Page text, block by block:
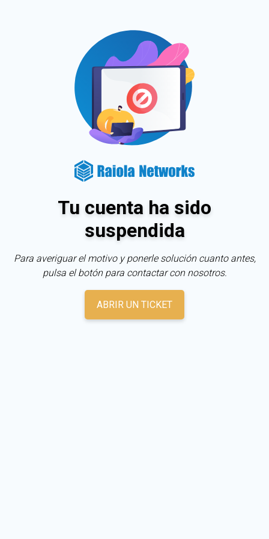
Tu cuenta ha sido
suspendida
Para averiguar el motivo y ponerle solución cuanto antes,
pulsa el botón para contactar con nosotros.
ABRIR UN TICKET